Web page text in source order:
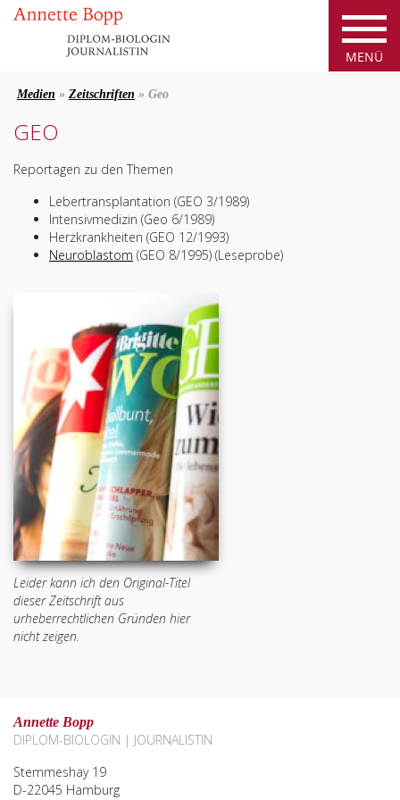
Leider kann ich den Original-Titel
dieser Zeitschrift aus
urheberrechtlichen Gründen hier
nicht zeigen.
Medien » Zeitschriften » Geo
GEO
Reportagen zu den Themen
Lebertransplantation (GEO 3/1989)
Intensivmedizin (Geo 6/1989)
Herzkrankheiten (GEO 12/1993)
Neuroblastom (GEO 8/1995) (Leseprobe)
Annette Bopp
DIPLOM-BIOLOGIN | JOURNALISTIN
Stemmeshay 19
D-22045 Hamburg